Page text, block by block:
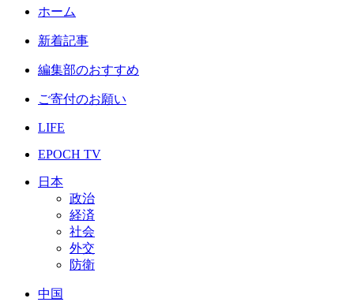
ホーム
新着記事
編集部のおすすめ
ご寄付のお願い
LIFE
EPOCH TV
日本
政治
経済
社会
外交
防衛
中国